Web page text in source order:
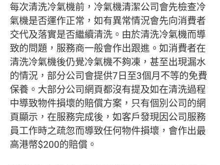
每次清洗冷氣機前，冷氣機清潔公司會先檢查冷
氣機是否運作正常，如有異常情況會先向消費者
交代及落實是否繼續清洗。由於清洗冷氣機而導
致的問題，服務商一般會作出跟進。如消費者在
清洗冷氣機後仍覺冷氣機不夠凍，甚至出現漏水
的情況，部分公司會提供7日至3個月不等的免費
保養。大部分公司網頁都沒有提及如在清洗過程
中導致物件損壞的賠償方案，只有個別公司的網
頁顯示，在服務完成後，如客戶發現因公司服務
員工作時之疏忽而導致任何物件損壞，會作出最
高港幣$200的賠償。